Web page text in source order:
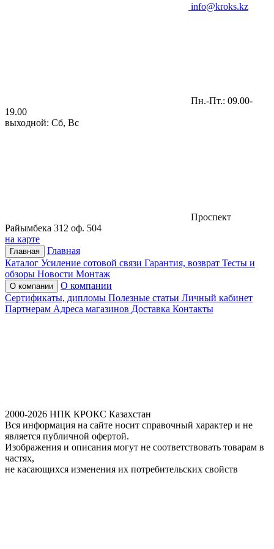
info@kroks.kz
Пн.-Пт.: 09.00-
19.00
выходной: Сб, Вс
Проспект
Райымбека 312 оф. 504
на карте
Главная
Главная
Каталог Усиление сотовой связи Гарантия, возврат Тесты и
обзоры Новости Монтаж
О компании
О компании
Сертификаты, дипломы Полезные статьи Личный кабинет
Партнерам Адреса магазинов Доставка Контакты
2000-2026 НПК КРОКС Казахстан
Вся информация на сайте носит справочный характер и не
является публичной офертой.
Изображения и описания могут не соответствовать товарам в
частях,
не касающихся изменения их потребительских свойств